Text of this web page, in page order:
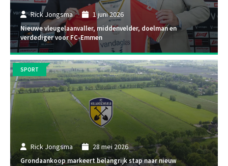
Rick Jongsma 1 juni 2026
Nieuwe vleugelaanvaller, middenvelder, doelman en
verdediger voor FC-Emmen
Rick Jongsma 28 mei 2026
Grondaankoop markeert belangrijk stap naar nieuw
SPORT